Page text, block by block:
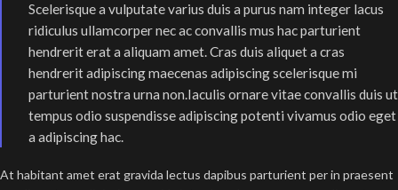
Scelerisque a vulputate varius duis a purus nam integer lacus
ridiculus ullamcorper nec ac convallis mus hac parturient
hendrerit erat a aliquam amet. Cras duis aliquet a cras
hendrerit adipiscing maecenas adipiscing scelerisque mi
parturient nostra urna non.Iaculis ornare vitae convallis duis ut
tempus odio suspendisse adipiscing potenti vivamus odio eget
a adipiscing hac.
At habitant amet erat gravida lectus dapibus parturient per in praesent